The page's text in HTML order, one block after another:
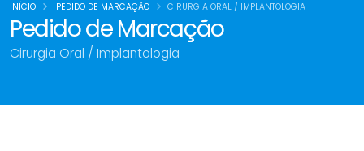
Pedido de Marcação
Cirurgia Oral / Implantologia
INÍCIO PEDIDO DE MARCAÇÃO CIRURGIA ORAL / IMPLANTOLOGIA